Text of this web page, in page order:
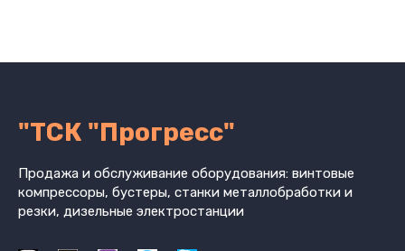
"ТСК "Прогресс"
Продажа и обслуживание оборудования: винтовые
компрессоры, бустеры, станки металлобработки и
резки, дизельные электростанции